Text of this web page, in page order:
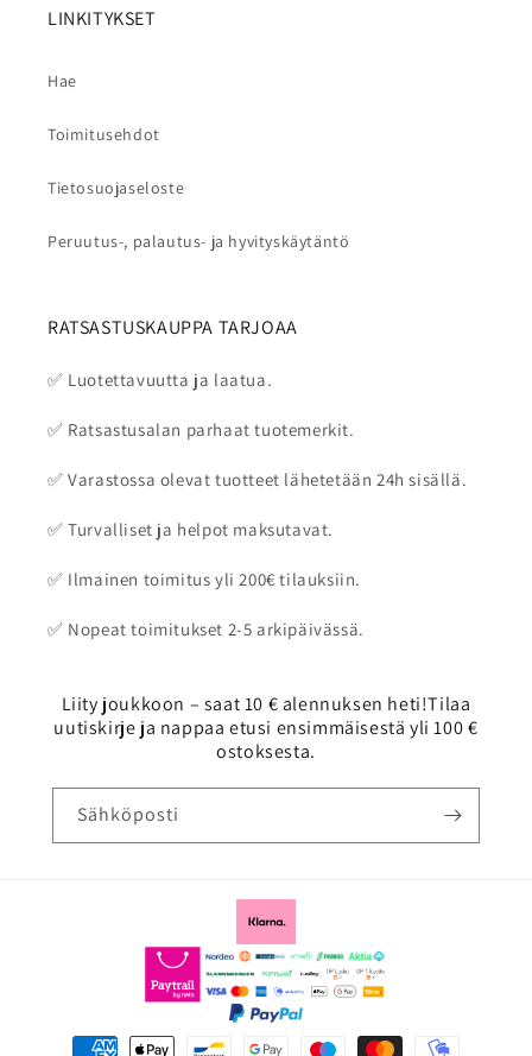
LINKITYKSET
Hae
Toimitusehdot
Tietosuojaseloste
Peruutus-, palautus- ja hyvityskäytäntö
RATSASTUSKAUPPA TARJOAA
✅ Luotettavuutta ja laatua.
✅ Ratsastusalan parhaat tuotemerkit.
✅ Varastossa olevat tuotteet lähetetään 24h sisällä.
✅ Turvalliset ja helpot maksutavat.
✅ Ilmainen toimitus yli 200€ tilauksiin.
✅ Nopeat toimitukset 2-5 arkipäivässä.
Liity joukkoon – saat 10 € alennuksen heti!Tilaa
uutiskirje ja nappaa etusi ensimmäisestä yli 100 €
ostoksesta.
Sähköposti
Maksutavat